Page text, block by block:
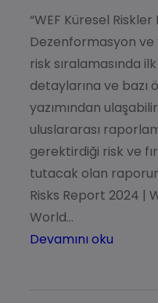
“WEF Küresel
Dezenformasyon ve
risk sıralamasında
detaylarına ve bazı
yazımından
uluslararası
gerektirdiği risk ve
tutacak olan
Risks Report 2024 |
World…
Devamını oku